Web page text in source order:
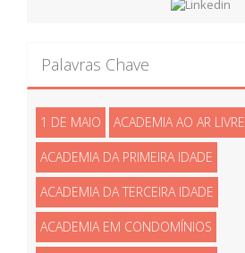
Palavras Chave
1 DE MAIO ACADEMIA AO AR LIVRE
ACADEMIA DA PRIMEIRA IDADE
ACADEMIA DA TERCEIRA IDADE
ACADEMIA EM CONDOMÍNIOS